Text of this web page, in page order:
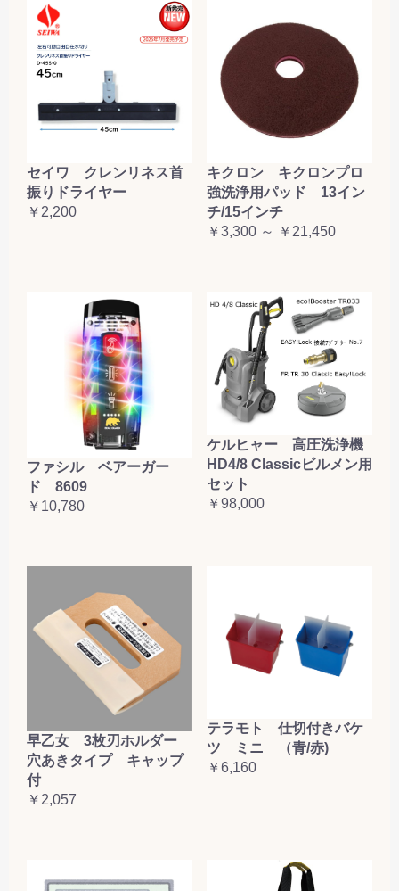
セイワ クレンリネス首
振りドライヤー
￥2,200
キクロン キクロンプロ
強洗浄用パッド 13イン
チ/15インチ
￥3,300 ～ ￥21,450
ファシル ベアーガー
ド 8609
￥10,780
ケルヒャー 高圧洗浄機
HD4/8 Classicビルメン用
セット
￥98,000
早乙女 3枚刃ホルダー
穴あきタイプ キャップ
付
￥2,057
テラモト 仕切付きバケ
ツ ミニ （青/赤)
￥6,160